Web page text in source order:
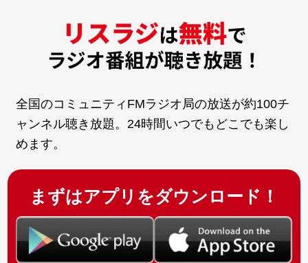
全国のコミュニティFMラジオ局の放送が約100チ
ャンネル聴き放題。24時間いつでもどこでも楽し
めます。
まずはアプリをダウンロード！